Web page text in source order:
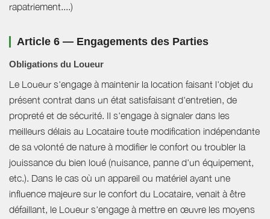
rapatriement....)
Article 6 — Engagements des Parties
Obligations du Loueur
Le Loueur s'engage à maintenir la location faisant l'objet du
présent contrat dans un état satisfaisant d'entretien, de
propreté et de sécurité. Il s'engage à signaler dans les
meilleurs délais au Locataire toute modification indépendante
de sa volonté de nature à modifier le confort ou troubler la
jouissance du bien loué (nuisance, panne d'un équipement,
etc.). Dans le cas où un appareil ou matériel ayant une
influence majeure sur le confort du Locataire, venait à être
défaillant, le Loueur s'engage à mettre en œuvre les moyens